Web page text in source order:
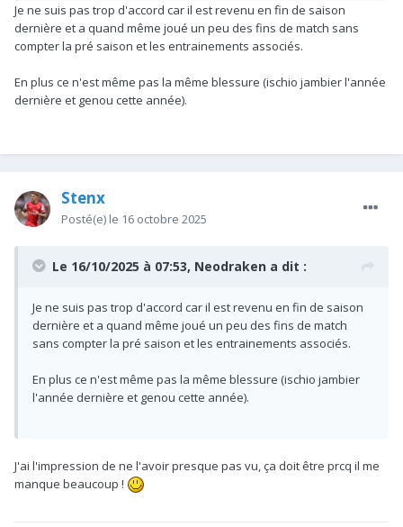
Je ne suis pas trop d'accord car il est revenu en fin de saison
dernière et a quand même joué un peu des fins de match sans
compter la pré saison et les entrainements associés.
En plus ce n'est même pas la même blessure (ischio jambier l'année
dernière et genou cette année).
Stenx
Posté(e) le 16 octobre 2025
Le 16/10/2025 à 07:53, Neodraken a dit :
Je ne suis pas trop d'accord car il est revenu en fin de saison
dernière et a quand même joué un peu des fins de match
sans compter la pré saison et les entrainements associés.
En plus ce n'est même pas la même blessure (ischio jambier
l'année dernière et genou cette année).
J'ai l'impression de ne l'avoir presque pas vu, ça doit être prcq il me
manque beaucoup !